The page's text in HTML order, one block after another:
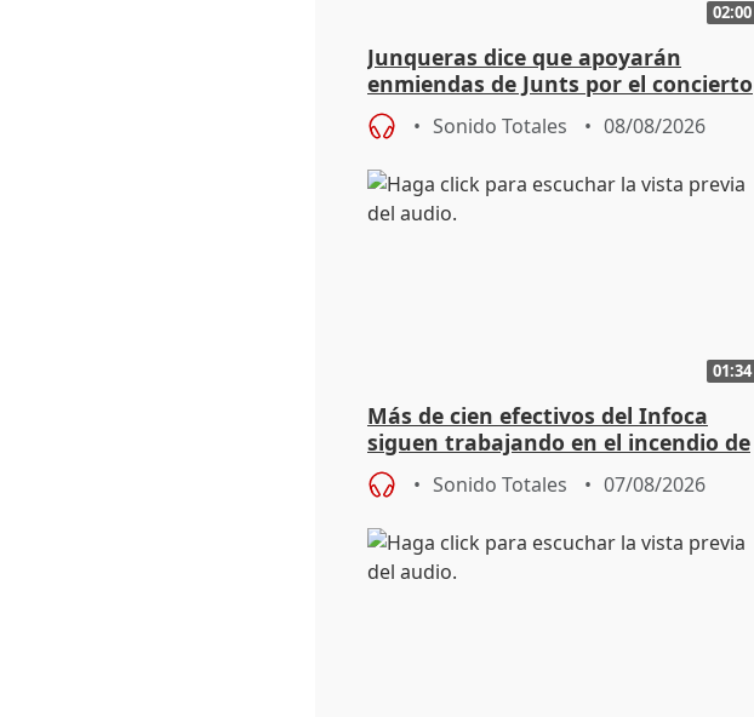
02:00
Junqueras dice que apoyarán
enmiendas de Junts por el concierto
en el trámite de financiación
Sonido Totales 08/08/2026
01:34
Más de cien efectivos del Infoca
siguen trabajando en el incendio de
Niebla (Huelva)
Sonido Totales 07/08/2026